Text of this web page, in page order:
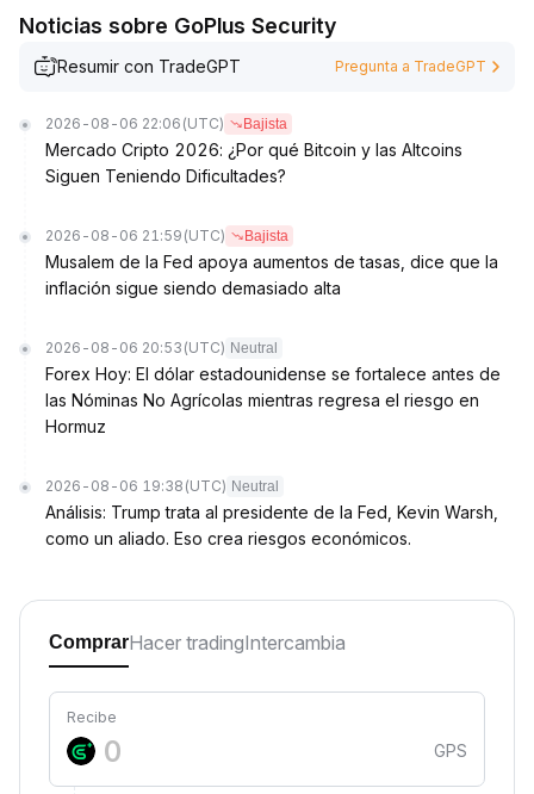
Noticias sobre GoPlus Security
Resumir con TradeGPT Pregunta a TradeGPT
2026-08-06 22:06 (UTC) Bajista
Mercado Cripto 2026: ¿Por qué Bitcoin y las Altcoins
Siguen Teniendo Dificultades?
2026-08-06 21:59 (UTC) Bajista
Musalem de la Fed apoya aumentos de tasas, dice que la
inflación sigue siendo demasiado alta
2026-08-06 20:53 (UTC) Neutral
Forex Hoy: El dólar estadounidense se fortalece antes de
las Nóminas No Agrícolas mientras regresa el riesgo en
Hormuz
2026-08-06 19:38 (UTC) Neutral
Análisis: Trump trata al presidente de la Fed, Kevin Warsh,
como un aliado. Eso crea riesgos económicos.
ComprarHacer tradingIntercambia
Recibe
GPS